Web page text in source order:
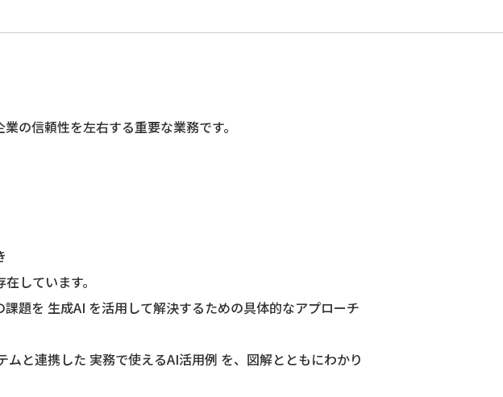
の信頼性を左右する重要な業務です。
しています。
題を 生成AI を活用して解決するための具体的なアプローチ
ムと連携した 実務で使えるAI活用例 を、図解とともにわかり